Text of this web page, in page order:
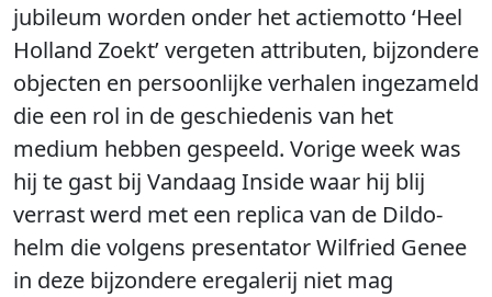
jubileum worden onder het actiemotto ‘Heel
Holland Zoekt’ vergeten attributen, bijzondere
objecten en persoonlijke verhalen ingezameld
die een rol in de geschiedenis van het
medium hebben gespeeld. Vorige week was
hij te gast bij Vandaag Inside waar hij blij
verrast werd met een replica van de Dildo-
helm die volgens presentator Wilfried Genee
in deze bijzondere eregalerij niet mag